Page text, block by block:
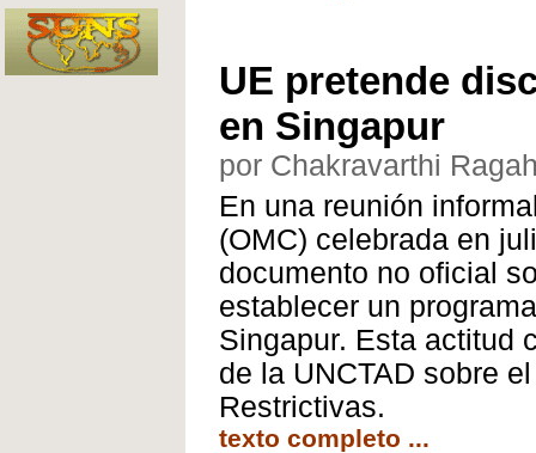
UE pretende
en Singapur
por Chakravarthi
En una reunión
(OMC) celebrada en
documento no oficial
establecer un
Singapur. Esta actitud
de la UNCTAD sobre
Restrictivas.
texto completo ...